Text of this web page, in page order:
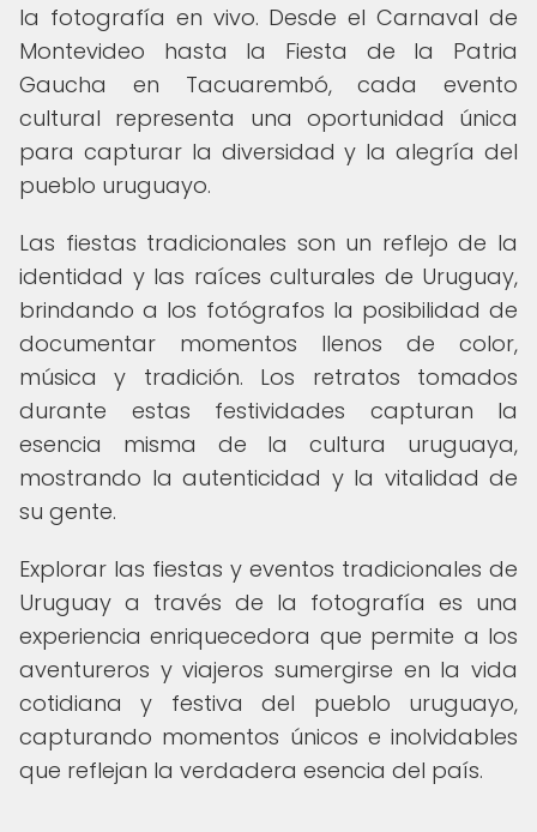
la fotografía en vivo. Desde el Carnaval de
Montevideo hasta la Fiesta de la Patria
Gaucha en Tacuarembó, cada evento
cultural representa una oportunidad única
para capturar la diversidad y la alegría del
pueblo uruguayo.
Las fiestas tradicionales son un reflejo de la
identidad y las raíces culturales de Uruguay,
brindando a los fotógrafos la posibilidad de
documentar momentos llenos de color,
música y tradición. Los retratos tomados
durante estas festividades capturan la
esencia misma de la cultura uruguaya,
mostrando la autenticidad y la vitalidad de
su gente.
Explorar las fiestas y eventos tradicionales de
Uruguay a través de la fotografía es una
experiencia enriquecedora que permite a los
aventureros y viajeros sumergirse en la vida
cotidiana y festiva del pueblo uruguayo,
capturando momentos únicos e inolvidables
que reflejan la verdadera esencia del país.